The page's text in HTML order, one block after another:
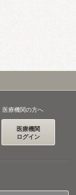
医療機関の方へ
医療機関
ログイン